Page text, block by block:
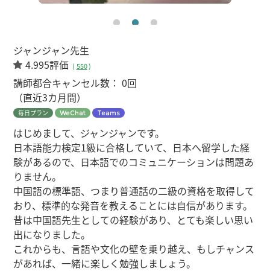
ジャンジャン先生
4.995評価 ( 550)
講師都合キャンセル数：0回
（直近3カ月間）
毎日プラン WeChat Teams
はじめまして、ジャンジャンです。
日本語能力検定1級に合格していて、日本へ留学した経
験があるので、日本語でのコミュニケーションは問題あ
りません。
中国語の標準語、つまり普通話の二級の資格を取得して
おり、標準的な発音を教えることには自信があります。
昔は中国語先生としての経験があり、とても楽しい思い
出になりました。
これからも、言語や文化の壁を乗り越え、もしチャンス
があれば、一緒に楽しく勉強しましょう。